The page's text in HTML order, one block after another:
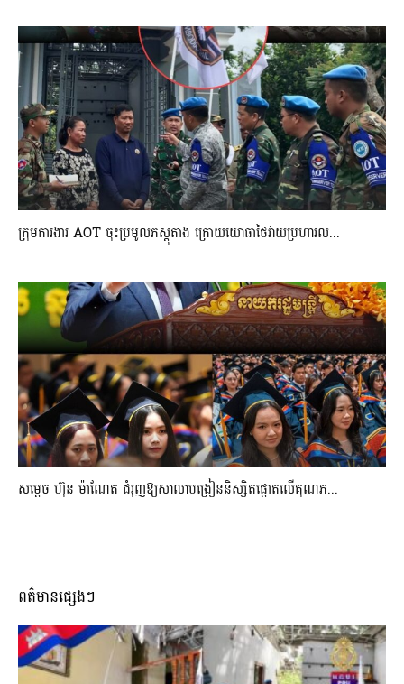
ក្រុមការងារ AOT ចុះប្រមូលភស្តុតាង ក្រោយយោធាថៃវាយប្រហារល...
សម្តេច ហ៊ុន ម៉ាណែត ជំរុញឱ្យសាលាបង្រៀននិស្សិតផ្តោតលើគុណភ...
ពត៌មានផ្សេងៗ